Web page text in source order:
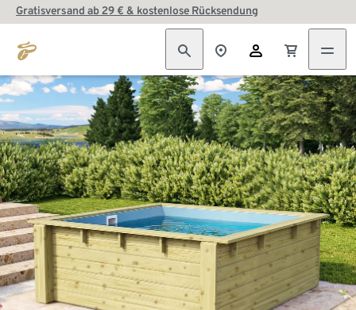
Gratisversand ab 29 € & kostenlose Rücksendung